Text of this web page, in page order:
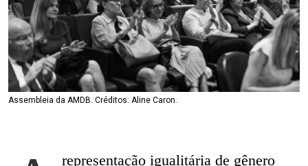
Assembleia da AMDB. Créditos: Aline Caron.
representação igualitária de gênero